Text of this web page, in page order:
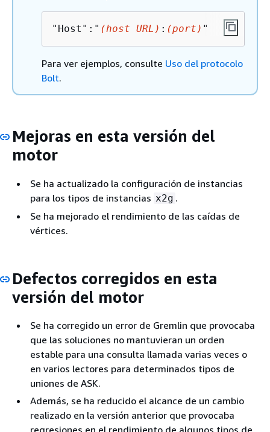
"Host":" (host URL) : (port) "
Para ver ejemplos, consulte Uso del protocolo
Bolt.
Mejoras en esta versión del
motor
Se ha actualizado la configuración de instancias
para los tipos de instancias x2g .
Se ha mejorado el rendimiento de las caídas de
vértices.
Defectos corregidos en esta
versión del motor
Se ha corregido un error de Gremlin que provocaba
que las soluciones no mantuvieran un orden
estable para una consulta llamada varias veces o
en varios lectores para determinados tipos de
uniones de ASK.
Además, se ha reducido el alcance de un cambio
realizado en la versión anterior que provocaba
regresiones en el rendimiento de algunos tipos de